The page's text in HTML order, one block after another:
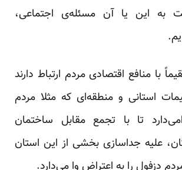
به این یا آن مسئله‌ی اجتماعی،
با منافع اقتصادی مردم ارتباط دارند
استانی و منطقه‌ای که مثلا مردم
تا با تجمع مقابل ساختمان
علیه جداسازی بخشی از این استان
دزفول را به اعتراض وا می‌دارد.